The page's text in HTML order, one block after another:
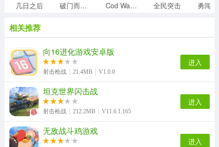
几日之后 破门而入行动小队 Cod Warzone 全民突击
相关推荐
向16进化游戏安卓版
射击枪战 21.4MB V1.0.0
进入
坦克世界闪击战
射击枪战 212.2MB V11.6.1.165
进入
无敌战斗鸡游戏
进入